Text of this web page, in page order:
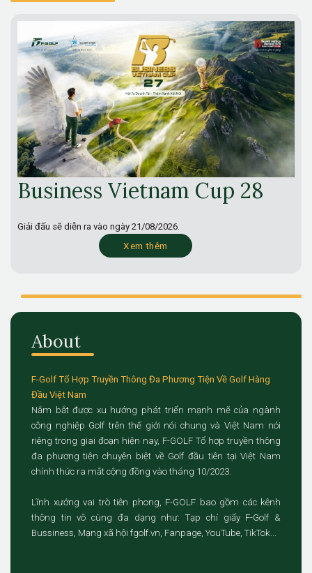
Business Vietnam Cup 28
Giải đấu sẽ diễn ra vào ngày 21/08/2026.
Xem thêm
About
F-Golf Tổ Hợp Truyền Thông Đa Phương Tiện Về Golf Hàng
Đầu Việt Nam
Nắm bắt được xu hướng phát triển mạnh mẽ của ngành
công nghiệp Golf trên thế giới nói chung và Việt Nam nói
riêng trong giai đoạn hiện nay, F-GOLF Tổ hợp truyền thông
đa phương tiện chuyên biệt về Golf đầu tiên tại Việt Nam
chính thức ra mắt cộng đồng vào tháng 10/2023.
Lĩnh xướng vai trò tiên phong, F-GOLF bao gồm các kênh
thông tin vô cùng đa dạng như: Tạp chí giấy F-Golf &
Bussiness, Mạng xã hội fgolf.vn, Fanpage, YouTube, TikTok...